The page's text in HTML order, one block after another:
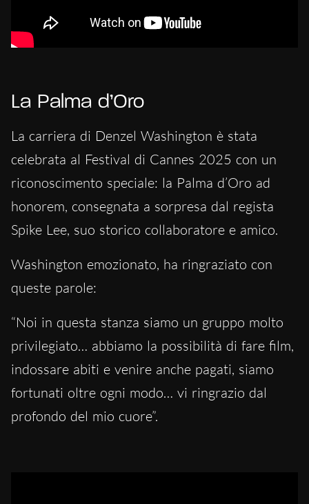
La Palma d’Oro
La carriera di Denzel Washington è stata
celebrata al Festival di Cannes 2025 con un
riconoscimento speciale: la Palma d’Oro ad
honorem, consegnata a sorpresa dal regista
Spike Lee, suo storico collaboratore e amico.
Washington emozionato, ha ringraziato con
queste parole:
“Noi in questa stanza siamo un gruppo molto
privilegiato… abbiamo la possibilità di fare film,
indossare abiti e venire anche pagati, siamo
fortunati oltre ogni modo… vi ringrazio dal
profondo del mio cuore”.